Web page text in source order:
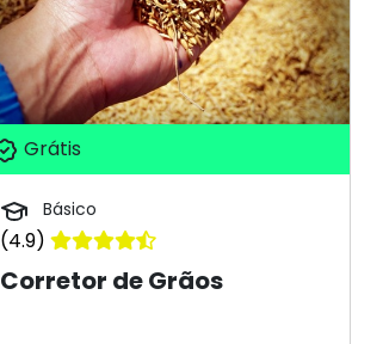
Grátis
Básico
(4.9)
Corretor de Grãos